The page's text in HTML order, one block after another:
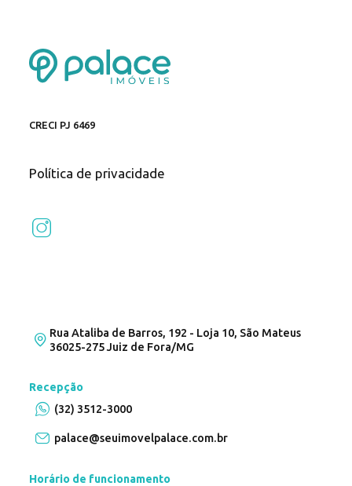
CRECI PJ 6469
Política de privacidade
Rua Ataliba de Barros, 192 - Loja 10, São Mateus
36025-275 Juiz de Fora/MG
Recepção
(32) 3512-3000
palace@seuimovelpalace.com.br
Horário de funcionamento